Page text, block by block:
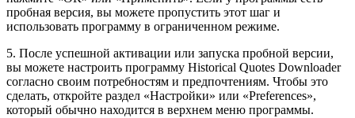
пробная версия, вы можете пропустить этот шаг и
использовать программу в ограниченном режиме.
5. После успешной активации или запуска пробной версии,
вы можете настроить программу Historical Quotes Downloader
согласно своим потребностям и предпочтениям. Чтобы это
сделать, откройте раздел «Настройки» или «Preferences»,
который обычно находится в верхнем меню программы.